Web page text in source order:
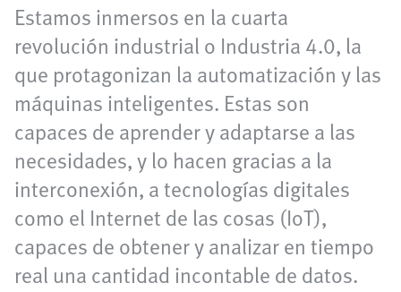
Estamos inmersos en la cuarta
revolución industrial o Industria 4.0, la
que protagonizan la automatización y las
máquinas inteligentes. Estas son
capaces de aprender y adaptarse a las
necesidades, y lo hacen gracias a la
interconexión, a tecnologías digitales
como el Internet de las cosas (IoT),
capaces de obtener y analizar en tiempo
real una cantidad incontable de datos.